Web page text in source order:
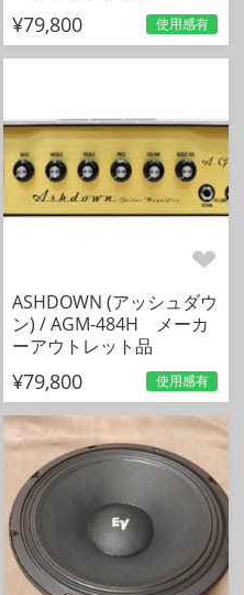
¥79,800 使用感有
ASHDOWN (アッシュダウ
ン) / AGM-484H メーカ
ーアウトレット品
¥79,800 使用感有